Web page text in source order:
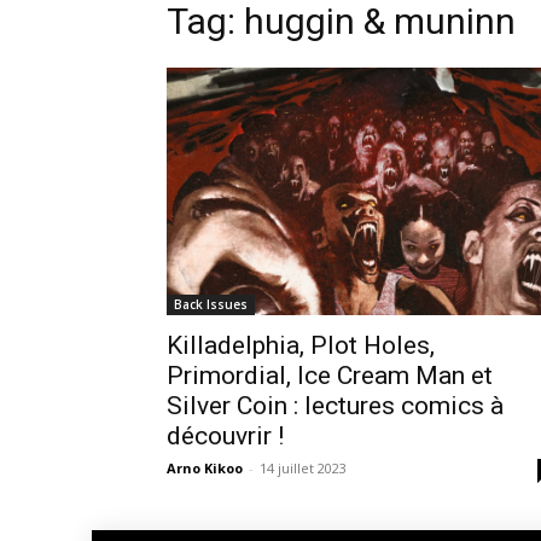
Tag: huggin & muninn
Back Issues
Killadelphia, Plot Holes,
Primordial, Ice Cream Man et
Silver Coin : lectures comics à
découvrir !
Arno Kikoo - 14 juillet 2023